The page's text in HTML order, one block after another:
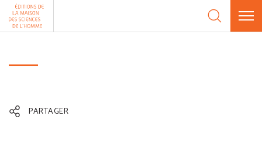
Aller au contenu
PARTAGER
Panneau de gestion des cookies